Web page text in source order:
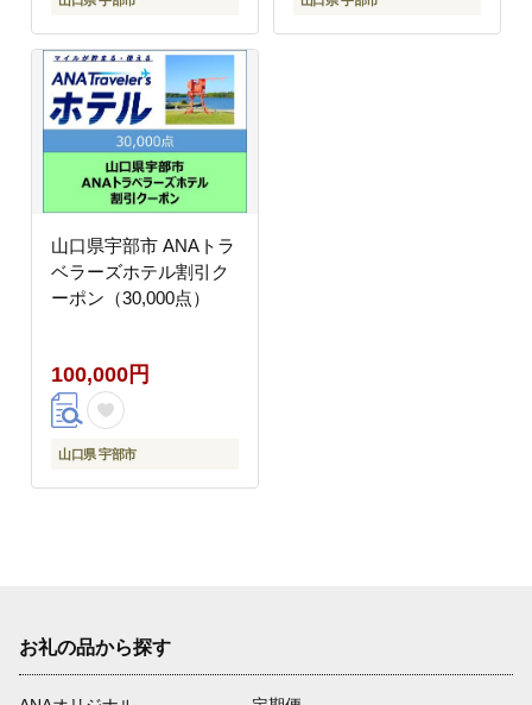
山口県宇部市 ANAトラ
ベラーズホテル割引ク
ーポン（30,000点）
100,000円
山口県 宇部市
お礼の品から探す